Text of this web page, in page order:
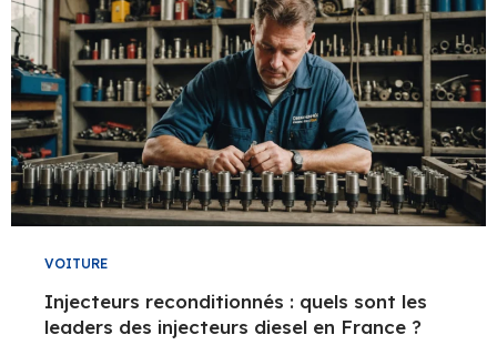
VOITURE
Injecteurs reconditionnés : quels sont les
leaders des injecteurs diesel en France ?